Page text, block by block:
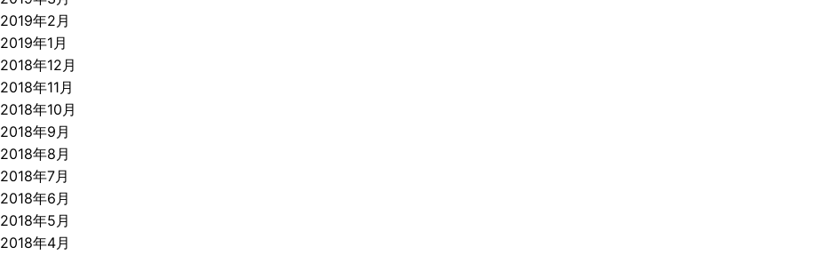
2019年2月
2019年1月
2018年12月
2018年11月
2018年10月
2018年9月
2018年8月
2018年7月
2018年6月
2018年5月
2018年4月